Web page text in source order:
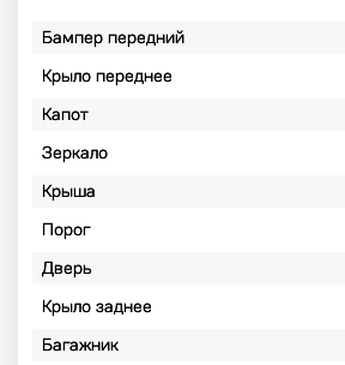
Бампер передний
Крыло переднее
Капот
Зеркало
Крыша
Порог
Дверь
Крыло заднее
Багажник